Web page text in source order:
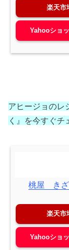
楽天市
Yahooショ
アヒージョのレ
く』を今すぐチ
桃屋 き
楽天市
Yahooショ